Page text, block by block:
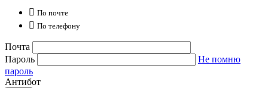
 По почте
 По телефону
Почта
Пароль
Не помню
пароль
Антибот